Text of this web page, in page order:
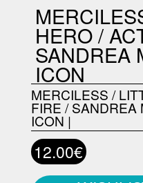
HERO /
SANDREA
ICON
MERCILESS /
FIRE / SANDREA
ICON |
12.00€